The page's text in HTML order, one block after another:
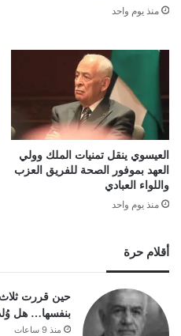
منذ يوم واحد
العيسوي ينقل تمنيات الملك وولي
العهد بموفور الصحة للفريق العزب
واللواء العبادي
منذ يوم واحد
أقلام حرة
حين قررت ثلاث
بنفسها… هل
منذ 9 ساعات